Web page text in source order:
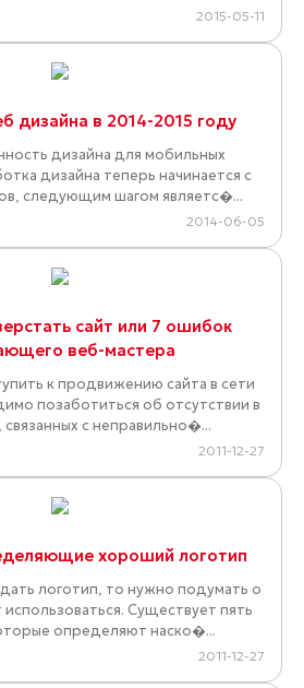
2015-05-11
дизайна в 2014-2015 году
дизайна для мобильных
дизайна теперь начинается с
следующим шагом являетс�...
2014-06-05
сайт или 7 ошибок
веб-мастера
к продвижению сайта в сети
позаботиться об отсутствии в
с неправильно�...
2011-12-27
хороший логотип
логотип, то нужно подумать о
Существует пять
определяют наско�...
2011-12-27